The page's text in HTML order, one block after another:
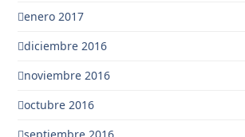
enero 2017
diciembre 2016
noviembre 2016
octubre 2016